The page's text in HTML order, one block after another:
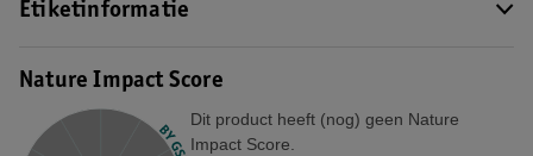
Etiketinformatie
Nature Impact Score
Dit product heeft (nog) geen Nature
Impact Score.